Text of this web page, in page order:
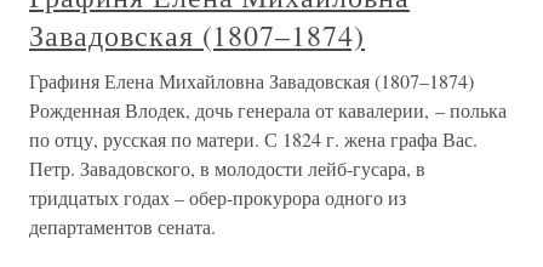
Завадовская (1807–1874)
Графиня Елена Михайловна Завадовская (1807–1874)
Рожденная Влодек, дочь генерала от кавалерии, – полька
по отцу, русская по матери. С 1824 г. жена графа Вас.
Петр. Завадовского, в молодости лейб-гусара, в
тридцатых годах – обер-прокурора одного из
департаментов сената.